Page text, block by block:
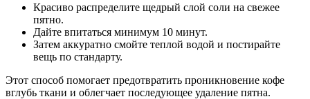
Красиво распределите щедрый слой соли на свежее
пятно.
Дайте впитаться минимум 10 минут.
Затем аккуратно смойте теплой водой и постирайте
вещь по стандарту.
Этот способ помогает предотвратить проникновение кофе
вглубь ткани и облегчает последующее удаление пятна.